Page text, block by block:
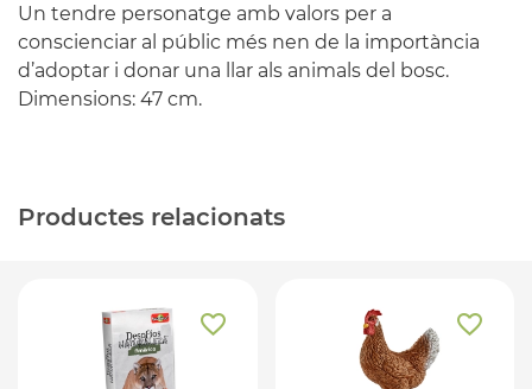
Un tendre personatge amb valors per a
conscienciar al públic més nen de la importància
d’adoptar i donar una llar als animals del bosc.
Dimensions: 47 cm.
Productes relacionats